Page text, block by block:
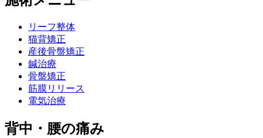
リーフ整体
猫背矯正
産後骨盤矯正
鍼治療
骨盤矯正
筋膜リリース
電気治療
背中・腰の痛み